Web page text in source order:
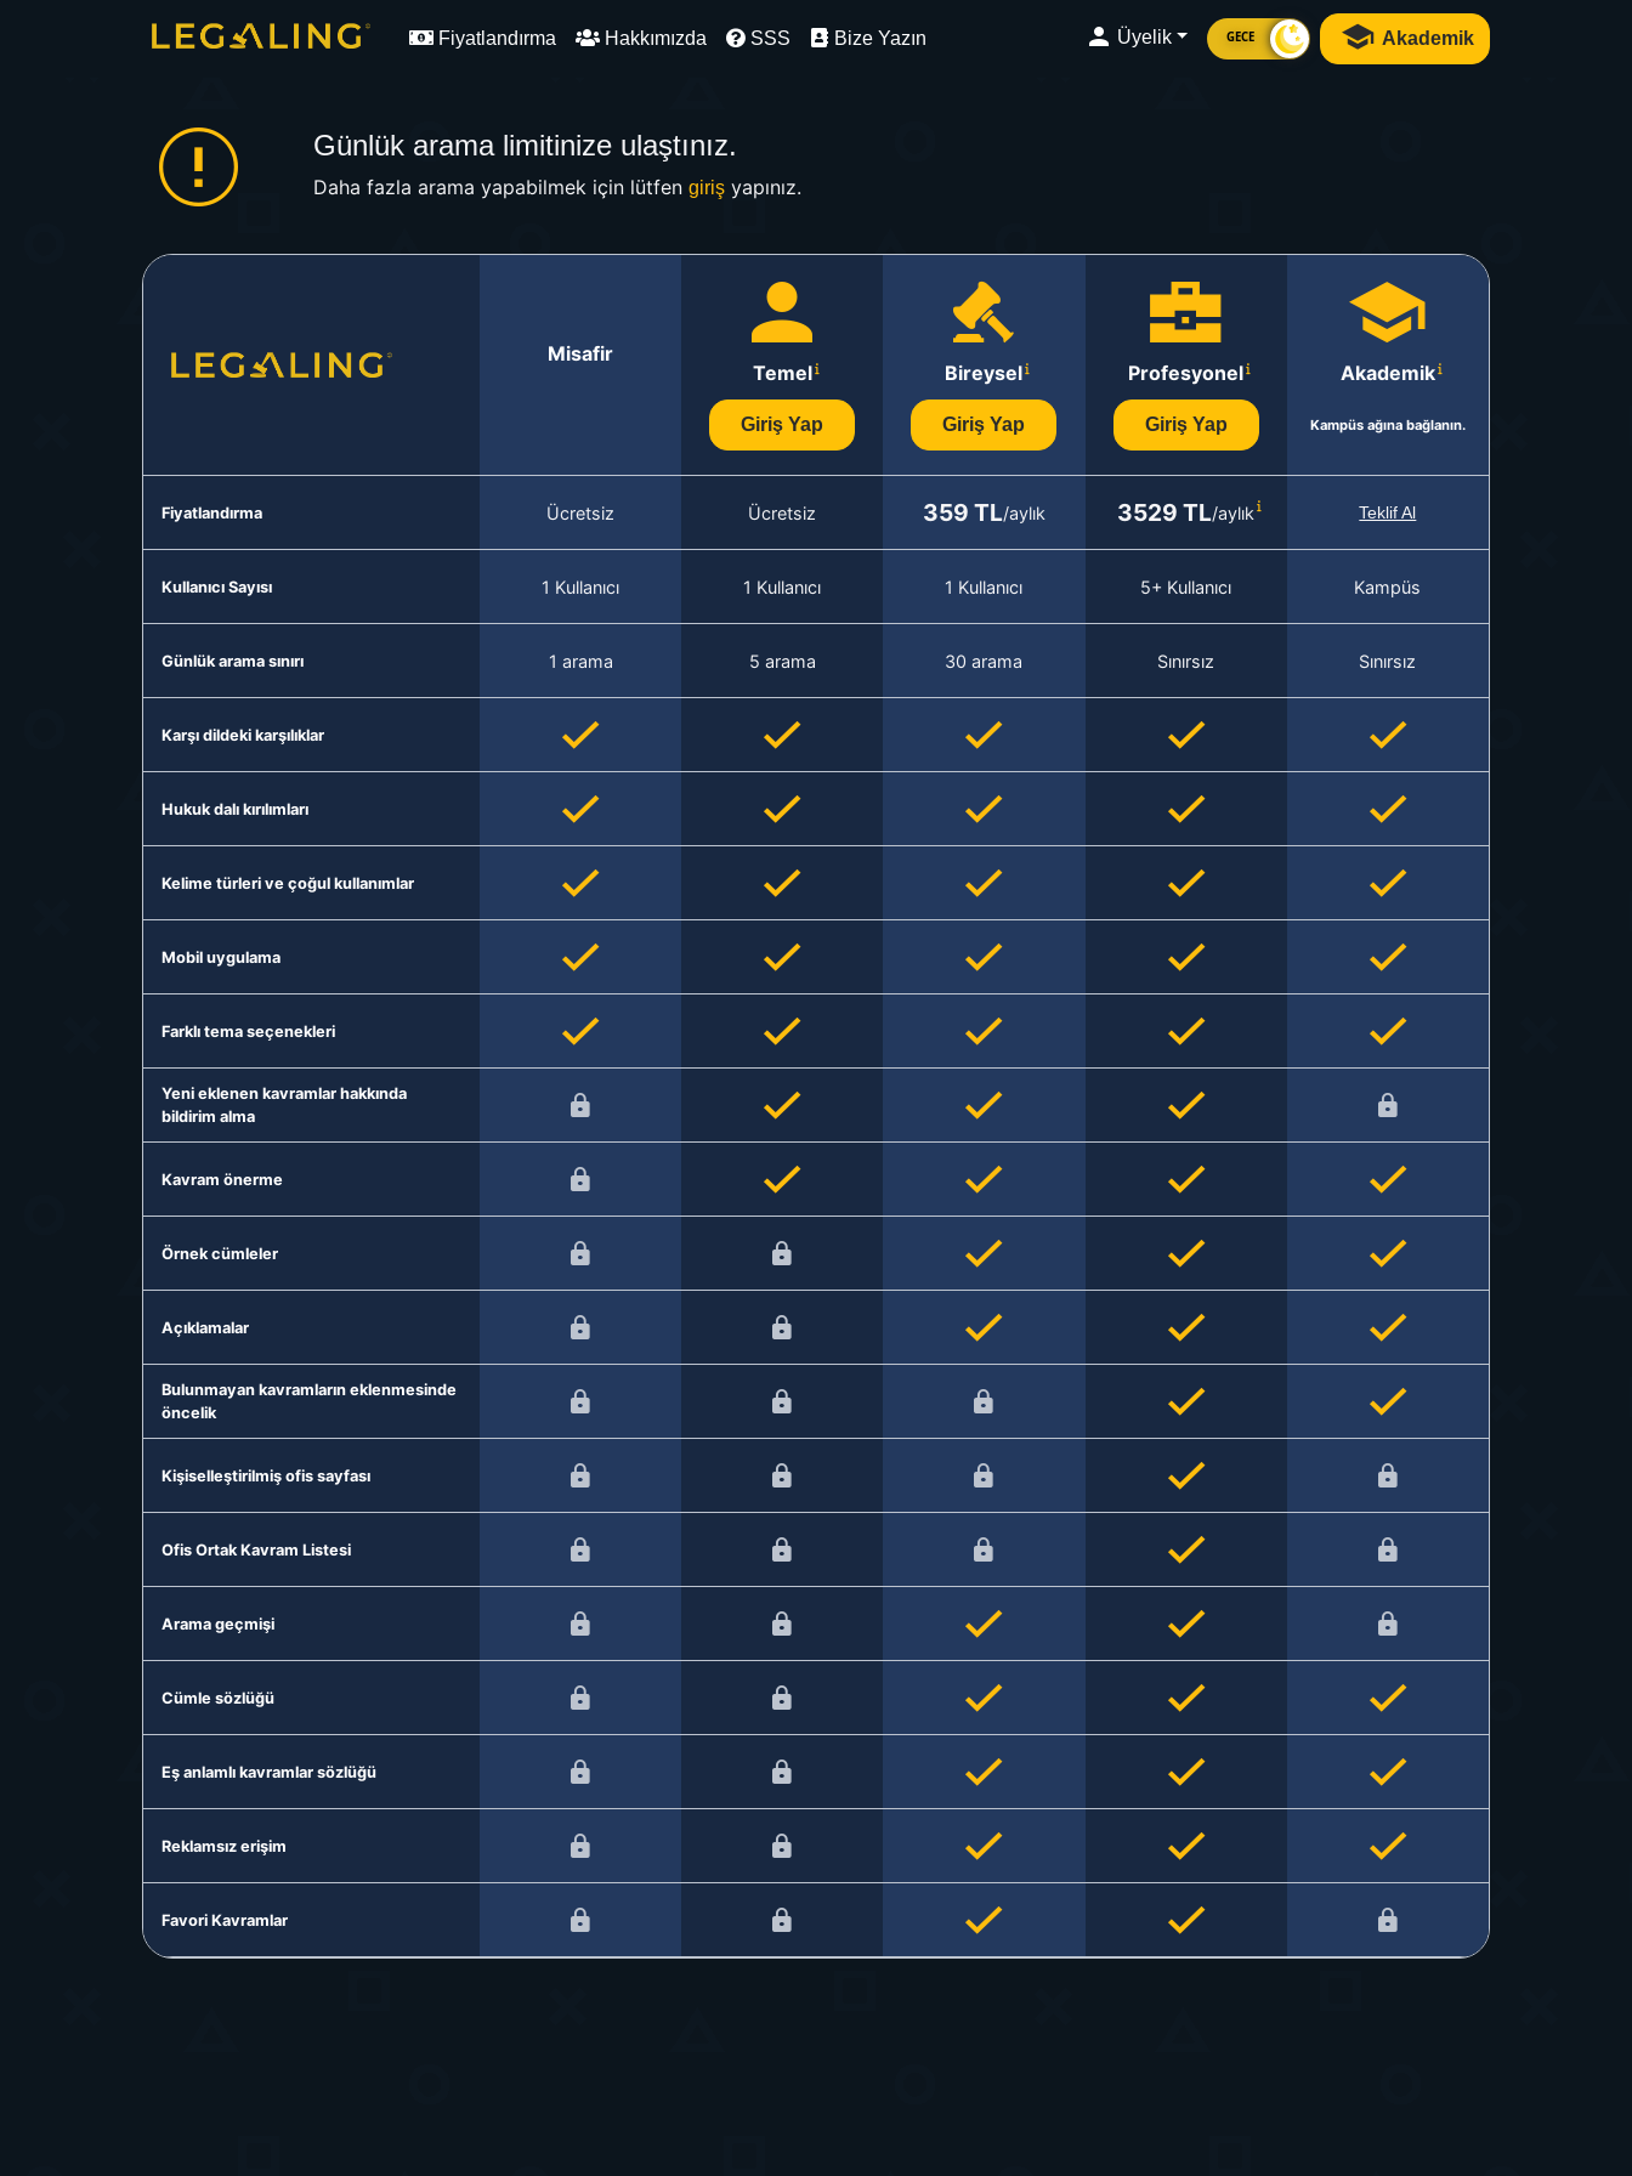
Fiyatlandırma Hakkımızda SSS Bize Yazın Üyelik GECE Akademik
Günlük arama limitinize ulaştınız.
Daha fazla arama yapabilmek için lütfen girişyapınız.
Misafir
Temel
Giriş Yap
Bireysel
Giriş Yap
Profesyonel
Giriş Yap
Akademik
Kampüs ağına bağlanın.
Fiyatlandırma Ücretsiz Ücretsiz 359 TL/aylık 3529 TL/aylık Teklif Al
Kullanıcı Sayısı 1 Kullanıcı 1 Kullanıcı 1 Kullanıcı 5+ Kullanıcı Kampüs
Günlük arama sınırı 1 arama 5 arama 30 arama Sınırsız Sınırsız
Karşı dildeki karşılıklar
Hukuk dalı kırılımları
Kelime türleri ve çoğul kullanımlar
Mobil uygulama
Farklı tema seçenekleri
Yeni eklenen kavramlar hakkında
bildirim alma
Kavram önerme
Örnek cümleler
Açıklamalar
Bulunmayan kavramların eklenmesinde
öncelik
Kişiselleştirilmiş ofis sayfası
Ofis Ortak Kavram Listesi
Arama geçmişi
Cümle sözlüğü
Eş anlamlı kavramlar sözlüğü
Reklamsız erişim
Favori Kavramlar